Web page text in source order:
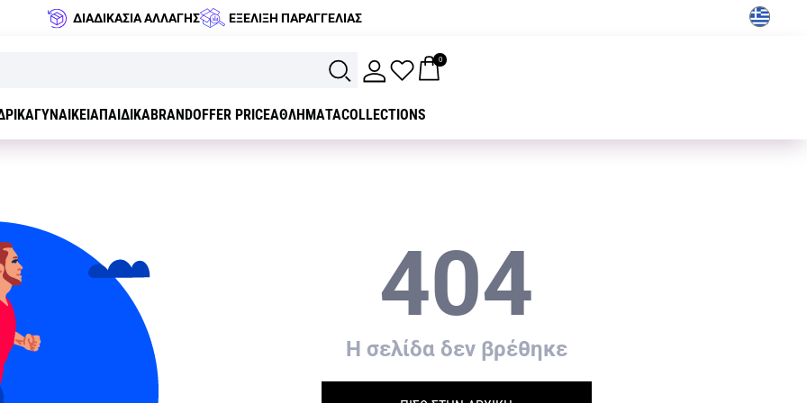
ΔΙΑΔΙΚΑΣΙΑ ΑΛΛΑΓΗΣ ΕΞΕΛΙΞΗ ΠΑΡΑΓΓΕΛΙΑΣ
0
ΓΥΝΑΙΚΕΙΑΠΑΙΔΙΚΑBRANDOFFER PRICEΑΘΛΗΜΑΤΑCOLLECTIONS
404
H σελίδα δεν βρέθηκε